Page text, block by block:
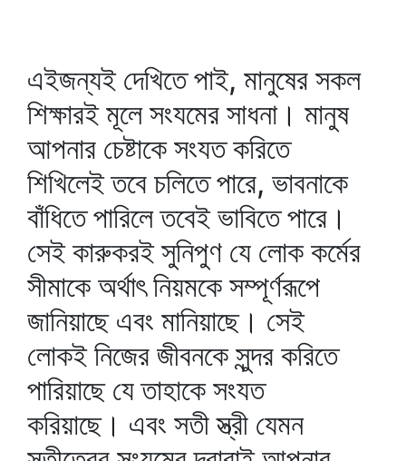
এইজন্যই দেখিতে পাই, মানুষের সকল
শিক্ষারই মূলে সংযমের সাধনা। মানুষ
আপনার চেষ্টাকে সংযত করিতে
শিখিলেই তবে চলিতে পারে, ভাবনাকে
বাঁধিতে পারিলে তবেই ভাবিতে পারে।
সেই কারুকরই সুনিপুণ যে লোক কর্মের
সীমাকে অর্থাৎ নিয়মকে সম্পূর্ণরূপে
জানিয়াছে এবং মানিয়াছে। সেই
লোকই নিজের জীবনকে সুন্দর করিতে
পারিয়াছে যে তাহাকে সংযত
করিয়াছে। এবং সতী স্ত্রী যেমন